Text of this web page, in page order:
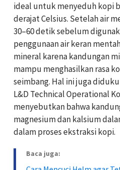
ideal untuk menyeduh kopi
derajat Celsius. Setelah air
30–60 detik sebelum
penggunaan air keran
mineral karena kandungan
mampu menghasilkan rasa
seimbang. Hal ini juga
L&D Technical Operational
menyebutkan bahwa
magnesium dan kalsium
dalam proses ekstraksi kopi.
Baca juga: